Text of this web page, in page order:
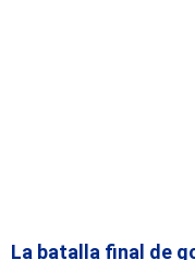
La batalla final de